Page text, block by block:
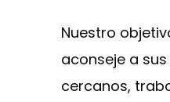
Nuestro
aconseje a
cercanos,